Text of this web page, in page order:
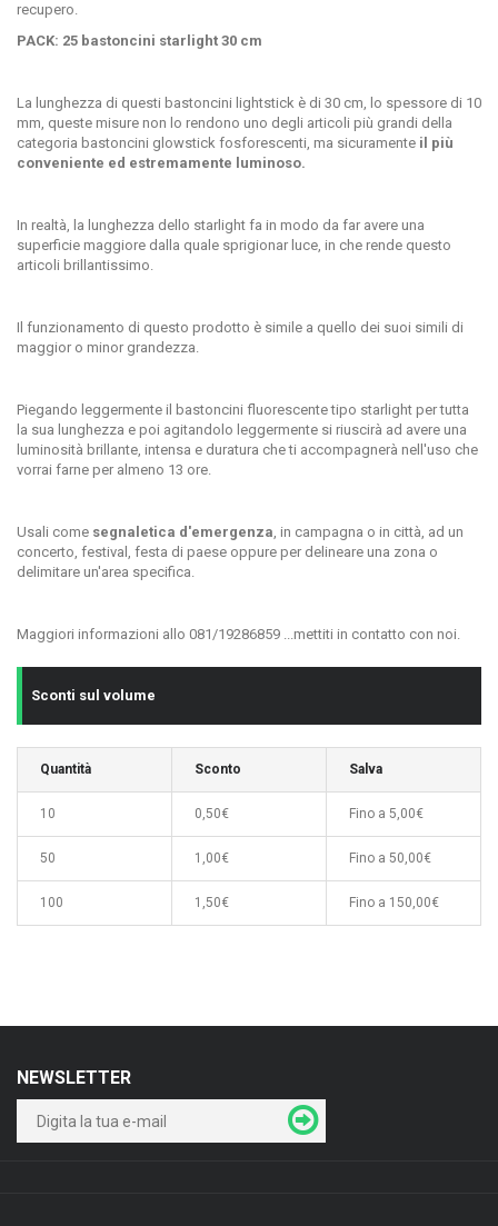
recupero.
PACK: 25 bastoncini starlight 30 cm
La lunghezza di questi bastoncini lightstick è di 30 cm, lo spessore di 10
mm, queste misure non lo rendono uno degli articoli più grandi della
categoria bastoncini glowstick fosforescenti, ma sicuramente il più
conveniente ed estremamente luminoso.
In realtà, la lunghezza dello starlight fa in modo da far avere una
superficie maggiore dalla quale sprigionar luce, in che rende questo
articoli brillantissimo.
Il funzionamento di questo prodotto è simile a quello dei suoi simili di
maggior o minor grandezza.
Piegando leggermente il bastoncini fluorescente tipo starlight per tutta
la sua lunghezza e poi agitandolo leggermente si riuscirà ad avere una
luminosità brillante, intensa e duratura che ti accompagnerà nell'uso che
vorrai farne per almeno 13 ore.
Usali come segnaletica d'emergenza, in campagna o in città, ad un
concerto, festival, festa di paese oppure per delineare una zona o
delimitare un'area specifica.
Maggiori informazioni allo 081/19286859 ...mettiti in contatto con noi.
Sconti sul volume
Quantità Sconto Salva
10 0,50€ Fino a 5,00€
50 1,00€ Fino a 50,00€
100 1,50€ Fino a 150,00€
NEWSLETTER